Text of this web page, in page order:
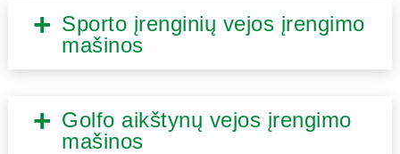
Sporto įrenginių vejos įrengimo
mašinos
Golfo aikštynų vejos įrengimo
mašinos